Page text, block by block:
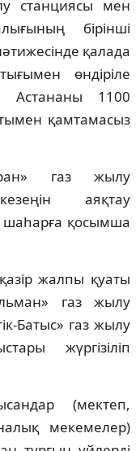
станциясы мен
бірінші
қалада
өндіріле
Астананы 1100
қамтамасыз
газ жылу
аяқтау
қосымша
жалпы қуаты
газ жылу
Батыс» газ жылу
жүргізіліп
(мектеп,
мекемелер)